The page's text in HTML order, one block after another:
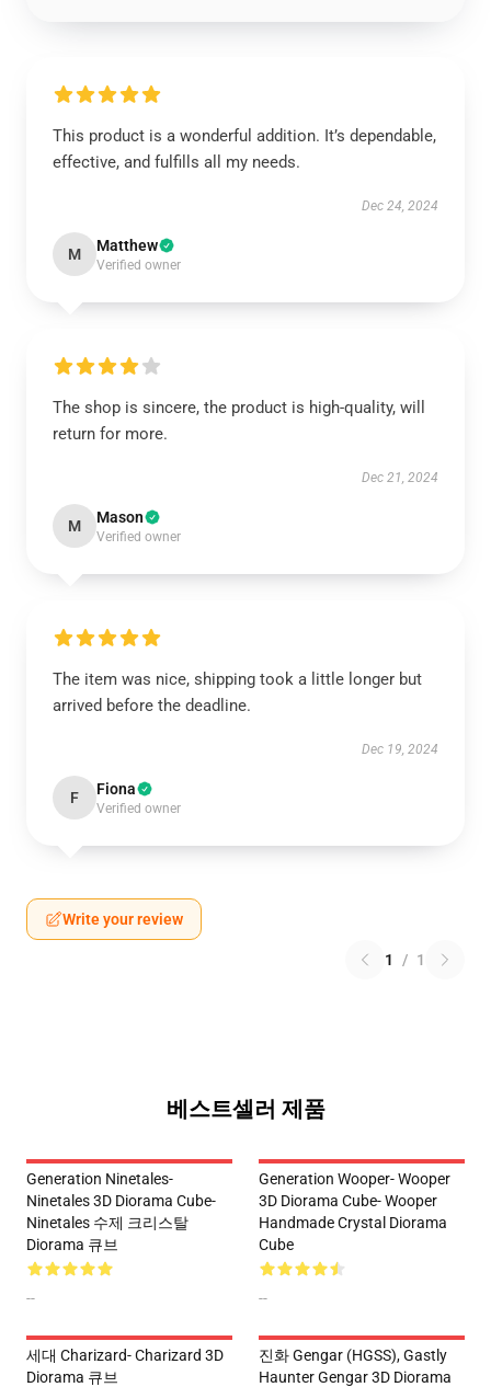
This product is a wonderful addition. It’s dependable,
effective, and fulfills all my needs.
Dec 24, 2024
M Matthew
Verified owner
The shop is sincere, the product is high-quality, will
return for more.
Dec 21, 2024
M Mason
Verified owner
The item was nice, shipping took a little longer but
arrived before the deadline.
Dec 19, 2024
F Fiona
Verified owner
Write your review
1 / 1
베스트셀러 제품
Generation Ninetales-
Ninetales 3D Diorama Cube-
Ninetales 수제 크리스탈
Diorama 큐브
--
Generation Wooper- Wooper
3D Diorama Cube- Wooper
Handmade Crystal Diorama
Cube
--
세대 Charizard- Charizard 3D
Diorama 큐브
진화 Gengar (HGSS), Gastly
Haunter Gengar 3D Diorama